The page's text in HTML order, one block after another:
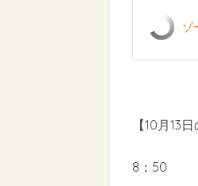
ゾ
【10月13
8：50